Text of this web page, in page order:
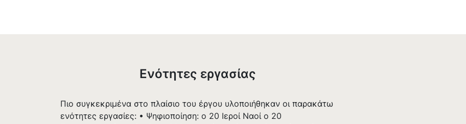
Ενότητες εργασίας
Πιο συγκεκριμένα στο πλαίσιο του έργου υλοποιήθηκαν οι παρακάτω
ενότητες εργασίες: • Ψηφιοποίηση: o 20 Ιεροί Ναοί o 20